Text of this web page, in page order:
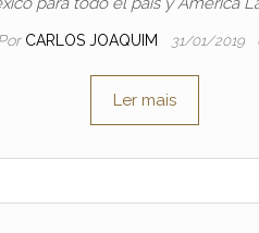
CARLOS JOAQUIM 31/01/2019
Ler mais